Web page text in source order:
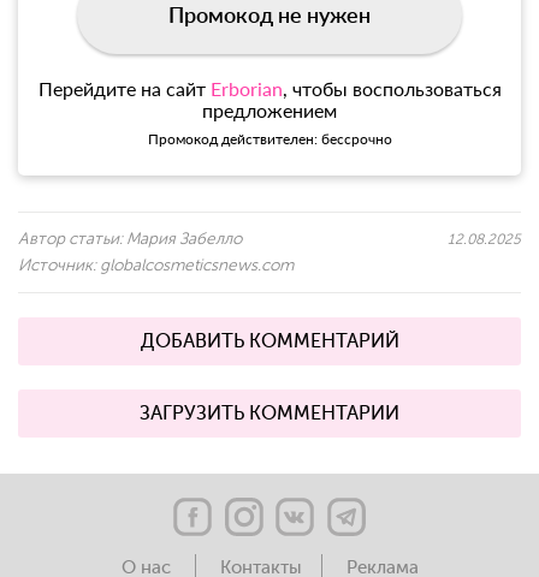
Промокод не нужен
Перейдите на сайт Erborian, чтобы воспользоваться
предложением
Промокод действителен: бессрочно
Автор статьи: Мария Забелло
Источник: globalcosmeticsnews.com
12.08.2025
ДОБАВИТЬ КОММЕНТАРИЙ
ЗАГРУЗИТЬ КОММЕНТАРИИ
О нас Контакты Реклама